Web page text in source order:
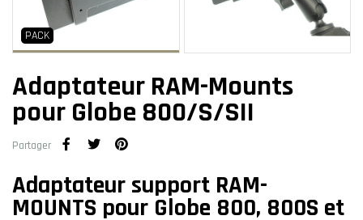
PACK
Adaptateur RAM-Mounts
pour Globe 800/S/SII
Partager
Adaptateur support RAM-
MOUNTS pour Globe 800, 800S et